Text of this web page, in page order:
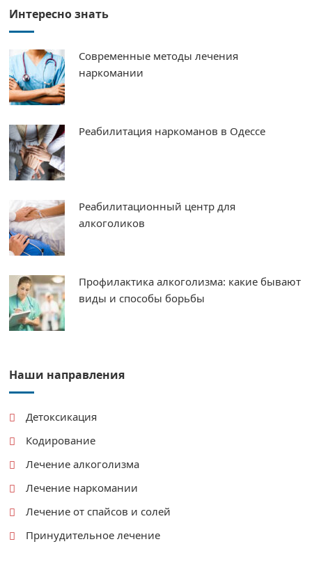
Интересно знать
Современные методы лечения
наркомании
Реабилитация наркоманов в Одессе
Реабилитационный центр для
алкоголиков
Профилактика алкоголизма: какие бывают
виды и способы борьбы
Наши направления
Детоксикация
Кодирование
Лечение алкоголизма
Лечение наркомании
Лечение от спайсов и солей
Принудительное лечение